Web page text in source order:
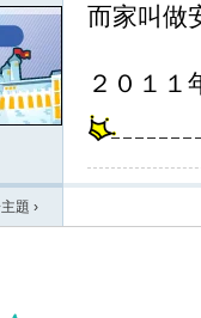
而家叫做
２０１１
題 ›